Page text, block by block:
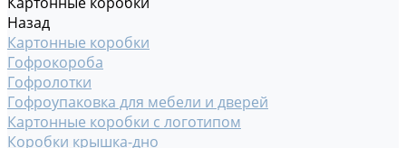
Назад
Картонные коробки
Гофрокороба
Гофролотки
Гофроупаковка для мебели и дверей
Картонные коробки с логотипом
Коробки крышка-дно